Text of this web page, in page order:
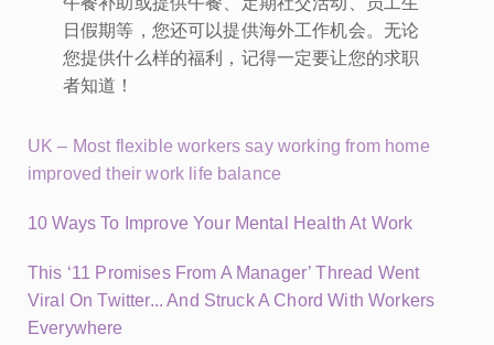
日假期等，您还可以提供海外工作机会。无论
您提供什么样的福利，记得一定要让您的求职
者知道！
UK – Most flexible workers say working from home
improved their work life balance
10 Ways To Improve Your Mental Health At Work
This ‘11 Promises From A Manager’ Thread Went
Viral On Twitter... And Struck A Chord With Workers
Everywhere